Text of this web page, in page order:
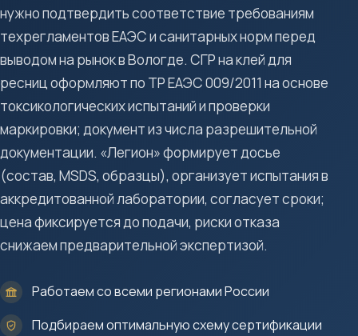
нужно подтвердить соответствие требованиям
техрегламентов ЕАЭС и санитарных норм перед
выводом на рынок в Вологде. СГР на клей для
ресниц оформляют по ТР ЕАЭС 009/2011 на основе
токсикологических испытаний и проверки
маркировки; документ из числа разрешительной
документации. «Легион» формирует досье
(состав, MSDS, образцы), организует испытания в
аккредитованной лаборатории, согласует сроки;
цена фиксируется до подачи, риски отказа
снижаем предварительной экспертизой.
Работаем со всеми регионами России
Подбираем оптимальную схему сертификации